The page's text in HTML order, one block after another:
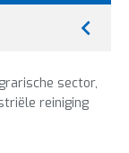
sector,
reiniging